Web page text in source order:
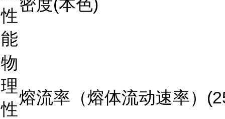
性
能
密度(本色)
物
理
性
熔流率（熔体流动速率）